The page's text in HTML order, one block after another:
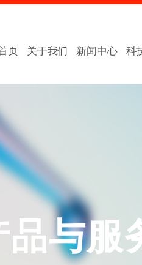
页 关于我们 新闻中心 科
品与服